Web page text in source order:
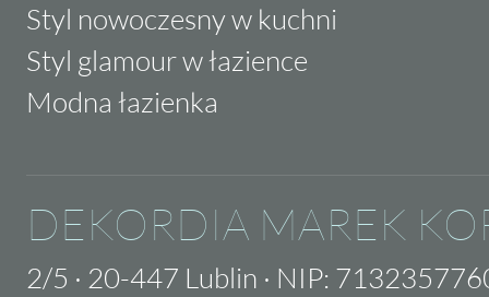
Styl nowoczesny w kuchni
Styl glamour w łazience
Modna łazienka
DEKORDIA MAREK
2/5 · 20-447 Lublin · NIP: